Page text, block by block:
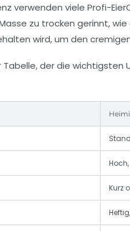
verwenden viele Profi-
zu trocken gerinnt,
wird, um den
Tabelle, der die
Kurz